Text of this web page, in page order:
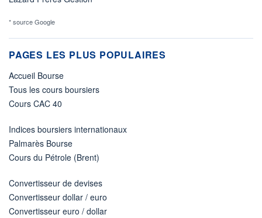
* source Google
PAGES LES PLUS POPULAIRES
Accueil Bourse
Tous les cours boursiers
Cours CAC 40
Indices boursiers internationaux
Palmarès Bourse
Cours du Pétrole (Brent)
Convertisseur de devises
Convertisseur dollar / euro
Convertisseur euro / dollar